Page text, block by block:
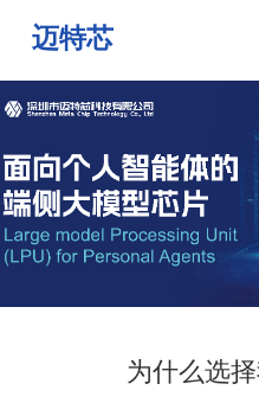
迈特芯
为什么选